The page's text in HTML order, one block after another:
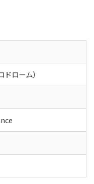
ローム）